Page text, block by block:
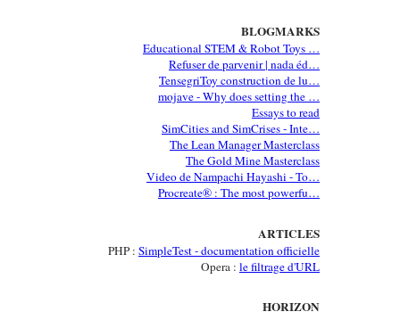
BLOGMARKS
Educational STEM & Robot Toys …
Refuser de parvenir | nada éd…
TensegriToy construction de lu…
mojave - Why does setting the …
Essays to read
SimCities and SimCrises - Inte…
The Lean Manager Masterclass
The Gold Mine Masterclass
Video de Nampachi Hayashi - To…
Procreate® : The most powerfu…
ARTICLES
PHP : SimpleTest - documentation officielle
Opera : le filtrage d'URL
HORIZON